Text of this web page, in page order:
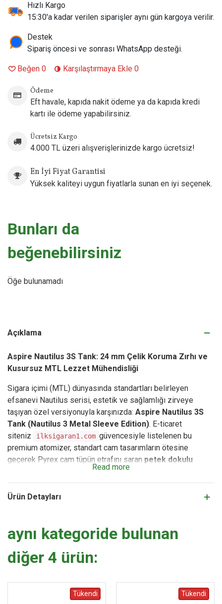
İçim Tarzı:MTL (Sıkı Sigara İçimi) ve RDL (Kısıtlı Ciğer
Çekimi)
Hava Akışı:Alt Tabandan 7 Farklı Hassas Hava Giriş Deliği
Ayarı (0.8mm - 3.0mm)
Coil, Nautilus Mesh 1.0Ω Coil, Yedek Pyrex Cam, Yedek O-
Uyumlu Cihaz Modelleri:
510 bağlantı yuvasına sahip tüm standart tek veya çift pilli
Box Mod e-sigara modelleri ile uyumludur.
Hızlı Kargo
15:30'a kadar verilen siparişler aynı gün kargoya verilir.
Destek
Sipariş öncesi ve sonrası WhatsApp desteği.
Beğen 0 Karşılaştırmaya Ekle 0
Ödeme
Eft havale, kapıda nakit ödeme ya da kapıda kredi
kartı ile ödeme yapabilirsiniz.
Ücretsiz Kargo
4.000 TL üzeri alışverişlerinizde kargo ücretsiz!
En İyi Fiyat Garantisi
Yüksek kaliteyi uygun fiyatlarla sunan en iyi seçenek.
Bunları da
beğenebilirsiniz
Öğe bulunamadı
Açıklama
Aspire Nautilus 3S Tank: 24 mm Çelik Koruma Zırhı ve
Kusursuz MTL Lezzet Mühendisliği
Sigara içimi (MTL) dünyasında standartları belirleyen
efsanevi Nautilus serisi, estetik ve sağlamlığı zirveye
taşıyan özel versiyonuyla karşınızda: Aspire Nautilus 3S
Tank (Nautilus 3 Metal Sleeve Edition). E-ticaret
siteniz
ilksigaran1.com güvencesiyle listelenen bu
premium atomizer, standart cam tasarımların ötesine
geçerek Pyrex cam tüpün etrafını saran petek dokulu
paslanmaz çelik koruma zırhına (sleeve)
inovatif mühendislik harikası, atomizerinize şık ve agresif
bir retro görünüm kazandırırken, ani düşme, çarpma veya
Nautilus 3S, kullanıcı dostuCRC (Çocuk Korumalı)
Sürgülü Üstten Dolum
likit akıtma veya sızdırma problemi yaşamadan pratik bir
Presle Takılan Bobin Değiştirme Sistemi'dir.
Tankın içinde e-likit doluyken bile coili alt tabandan
Read more
Ürün Detayları
aynı kategoride bulunan
diğer 4 ürün:
Tükendi Tükendi